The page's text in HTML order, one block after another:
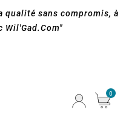
qualité sans compromis, à
Wil'Gad.Com"
0